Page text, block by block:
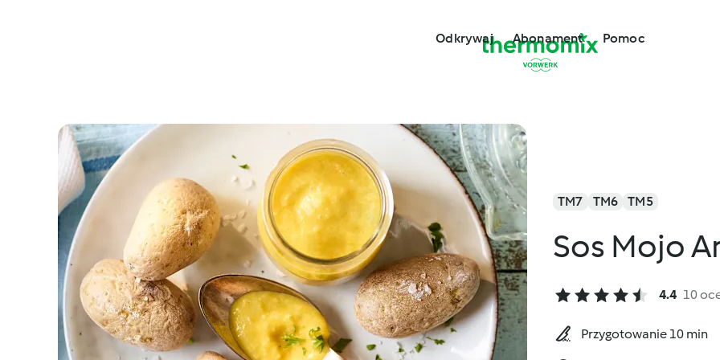
Odkrywaj Abonament Pomoc
TM7 TM6 TM5
Sos Mojo
4.4 10
Przygotowanie 10 min